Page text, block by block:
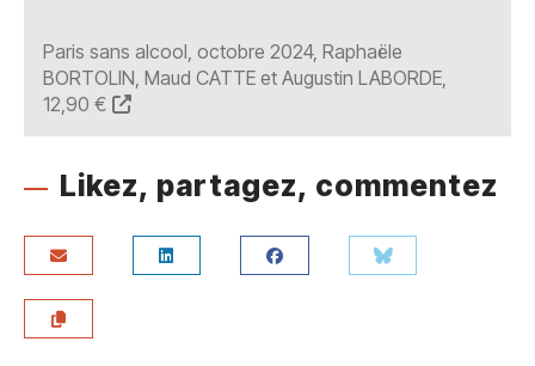
Paris sans alcool, octobre 2024, Raphaële
BORTOLIN, Maud CATTE et Augustin LABORDE,
12,90 €
Likez, partagez, commentez